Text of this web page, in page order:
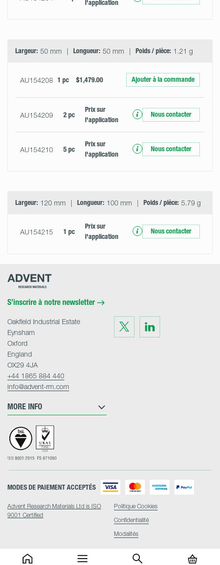
l'application
Largeur: 50 mm Longueur: 50 mm Poids / pièce: 1.21 g
AU154208 1 pc $1,479.00 Ajouter à la commande
AU154209 2 pc
Prix ​​sur
l'application
Nous contacter
AU154210 5 pc
Prix ​​sur
l'application
Nous contacter
Largeur: 120 mm Longueur: 100 mm Poids / pièce: 5.79 g
AU154215 1 pc
Prix ​​sur
l'application
Nous contacter
Advent
S’inscrire à notre newsletter
Visit
us
on
Twitter
Visit
on
LinkedIn
MORE INFO
Oakfield Industrial Estate
Eynsham
Oxford
England
OX29 4JA
+44 1865 884 440
info@advent-rm.com
Advent Research Materials Ltd is ISO
9001 Certified
MODES DE PAIEMENT ACCEPTÉS
Politique Cookies
Confidentialité
Modalités